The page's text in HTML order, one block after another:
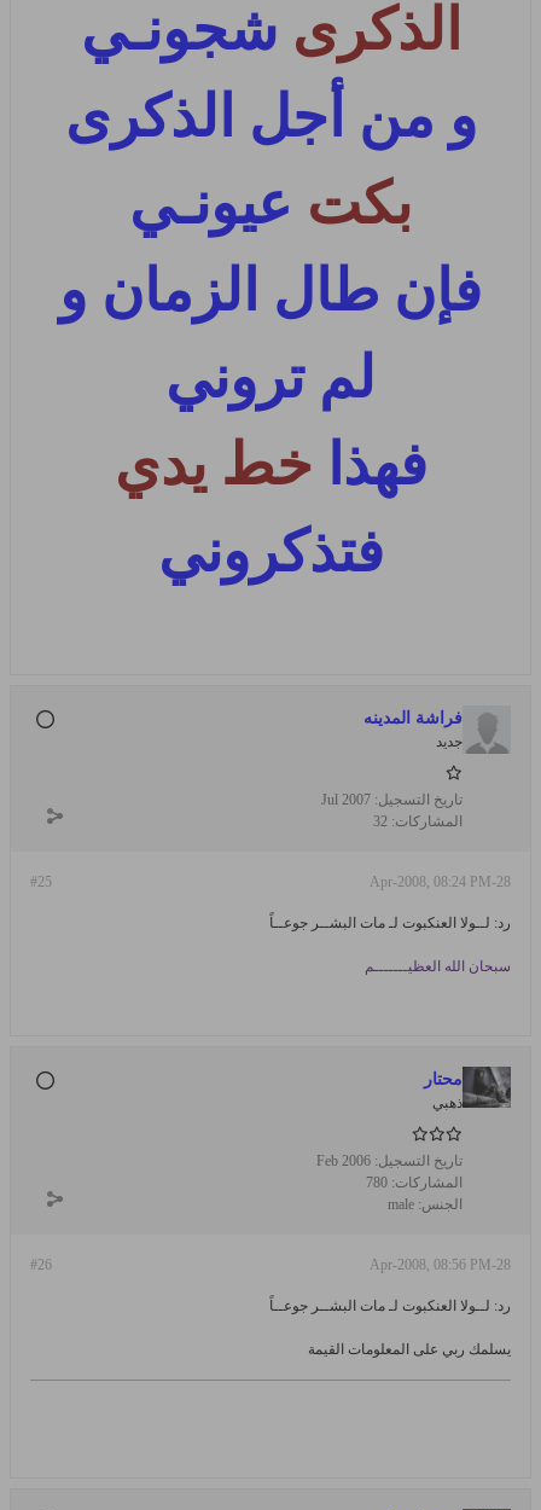
الذكرى شجونـي
و من أجل الذكرى
بكت عيونـي
فإن طال الزمان و
لم تروني
فهذا خط يدي
فتذكروني
فراشة المدينه
جديد
تاريخ التسجيل: Jul 2007
المشاركات: 32
#25 28-Apr-2008, 08:24 PM
رد: لــولا العنكبوت لـ مات البشــر جوعــاً
سبحان الله العظيـــــــم
محتار
ذهبي
تاريخ التسجيل: Feb 2006
المشاركات: 780
الجنس: male
#26 28-Apr-2008, 08:56 PM
رد: لــولا العنكبوت لـ مات البشــر جوعــاً
يسلمك ربي على المعلومات القيمة